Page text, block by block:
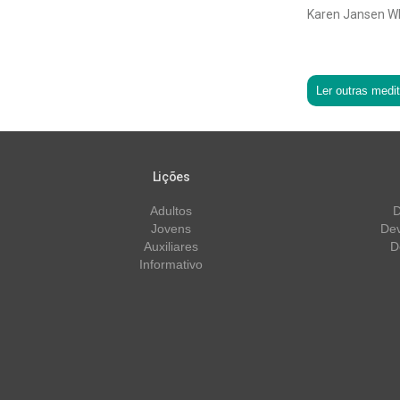
Karen Jansen
Ler outras
Lições
Adultos
Jovens
Auxiliares
Informativo